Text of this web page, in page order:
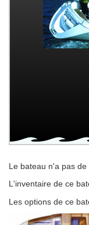
Le bateau n'a pas de
L'inventaire de ce
Les options de ce